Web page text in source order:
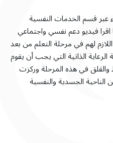
عبر قسم الخدمات النفسية
اقرا فيديو دعم نفسي واجتماعي
لهم في مرحلة التعلم من بعد
الذاتية التي يجب أن يقوم
والقلق في هذه المرحلة وركزت
الناحية الجسدية والنفسية